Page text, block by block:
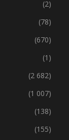
(209)
(2)
(78)
(670)
(1)
(2 682)
(1 007)
(138)